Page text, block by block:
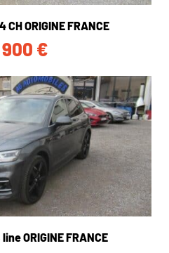
ORIGINE FRANCE
€
ORIGINE FRANCE